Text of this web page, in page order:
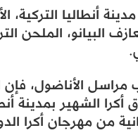
أنطاليا التركية،
البيانو، الملحن
الأناضول،
الشهير بمدينة
من مهرجان أكرا